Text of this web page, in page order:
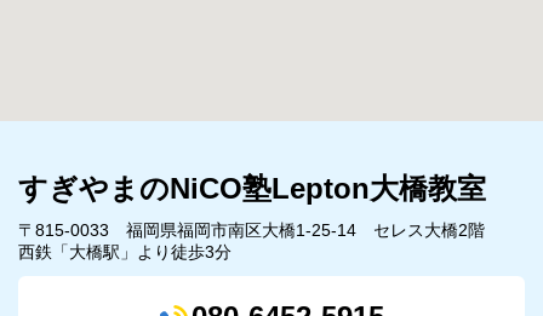
すぎやまのNiCO塾Lepton大橋教室
〒815-0033 福岡県福岡市南区大橋1-25-14 セレス大橋2階
西鉄「大橋駅」より徒歩3分